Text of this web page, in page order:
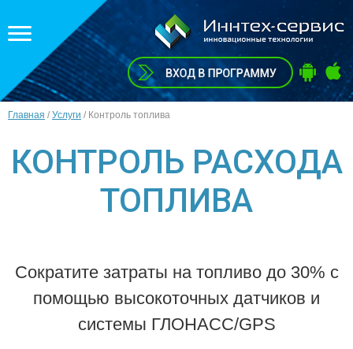
Главная / Услуги / Контроль топлива
КОНТРОЛЬ РАСХОДА
ТОПЛИВА
Сократите затраты на топливо до 30% с
помощью высокоточных датчиков и
системы ГЛОНАСС/GPS